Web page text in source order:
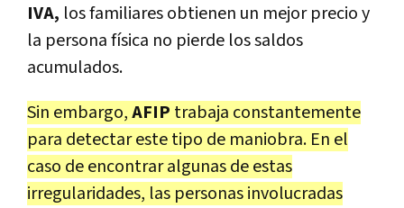
IVA, los familiares obtienen un mejor precio y
la persona física no pierde los saldos
acumulados.
Sin embargo,AFIP trabaja constantemente
para detectar este tipo de maniobra. En el
caso de encontrar algunas de estas
irregularidades, las personas involucradas